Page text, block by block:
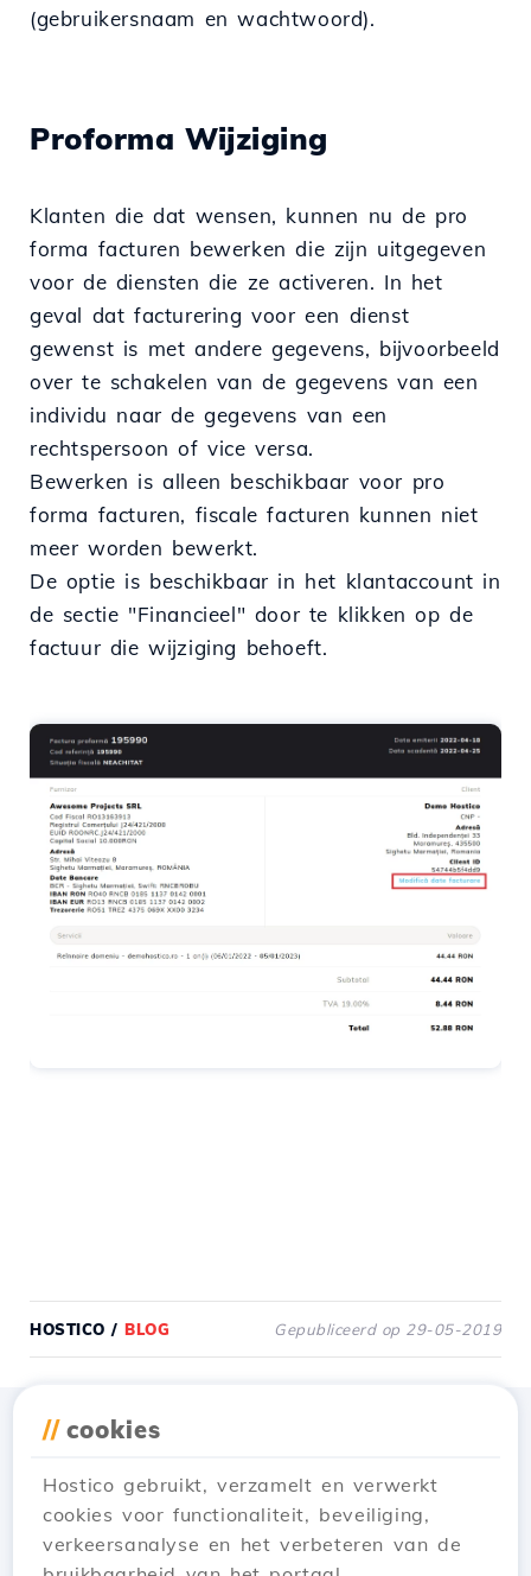
(gebruikersnaam en wachtwoord).
Proforma Wijziging
Klanten die dat wensen, kunnen nu de pro
forma facturen bewerken die zijn uitgegeven
voor de diensten die ze activeren. In het
geval dat facturering voor een dienst
gewenst is met andere gegevens, bijvoorbeeld
over te schakelen van de gegevens van een
individu naar de gegevens van een
rechtspersoon of vice versa.
Bewerken is alleen beschikbaar voor pro
forma facturen, fiscale facturen kunnen niet
meer worden bewerkt.
De optie is beschikbaar in het klantaccount in
de sectie "Financieel" door te klikken op de
factuur die wijziging behoeft.
HOSTICO / BLOG Gepubliceerd op 29-05-2019
// cookies
Hostico gebruikt, verzamelt en verwerkt
cookies voor functionaliteit, beveiliging,
verkeersanalyse en het verbeteren van de
Download de app